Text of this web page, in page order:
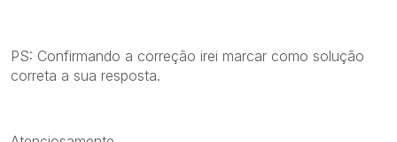
PS: Confirmando a correção irei marcar como solução
correta a sua resposta.